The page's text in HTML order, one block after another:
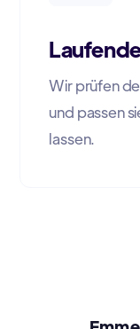
Wir prüfen
und passen
lassen.